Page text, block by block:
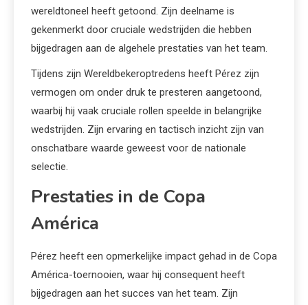
wereldtoneel heeft getoond. Zijn deelname is
gekenmerkt door cruciale wedstrijden die hebben
bijgedragen aan de algehele prestaties van het team.
Tijdens zijn Wereldbekeroptredens heeft Pérez zijn
vermogen om onder druk te presteren aangetoond,
waarbij hij vaak cruciale rollen speelde in belangrijke
wedstrijden. Zijn ervaring en tactisch inzicht zijn van
onschatbare waarde geweest voor de nationale
selectie.
Prestaties in de Copa
América
Pérez heeft een opmerkelijke impact gehad in de Copa
América-toernooien, waar hij consequent heeft
bijgedragen aan het succes van het team. Zijn